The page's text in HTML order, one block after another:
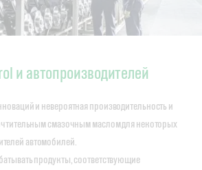
и автопроизводителей
и невероятная производительность и
смазочным маслом для некоторых
автомобилей.
продукты, соответствующие